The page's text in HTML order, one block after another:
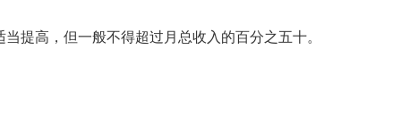
提高，但一般不得超过月总收入的百分之五十。